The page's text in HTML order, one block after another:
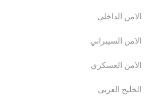
الامن الداخلي
الامن السيبراني
الامن العسكري
الخليج العربي